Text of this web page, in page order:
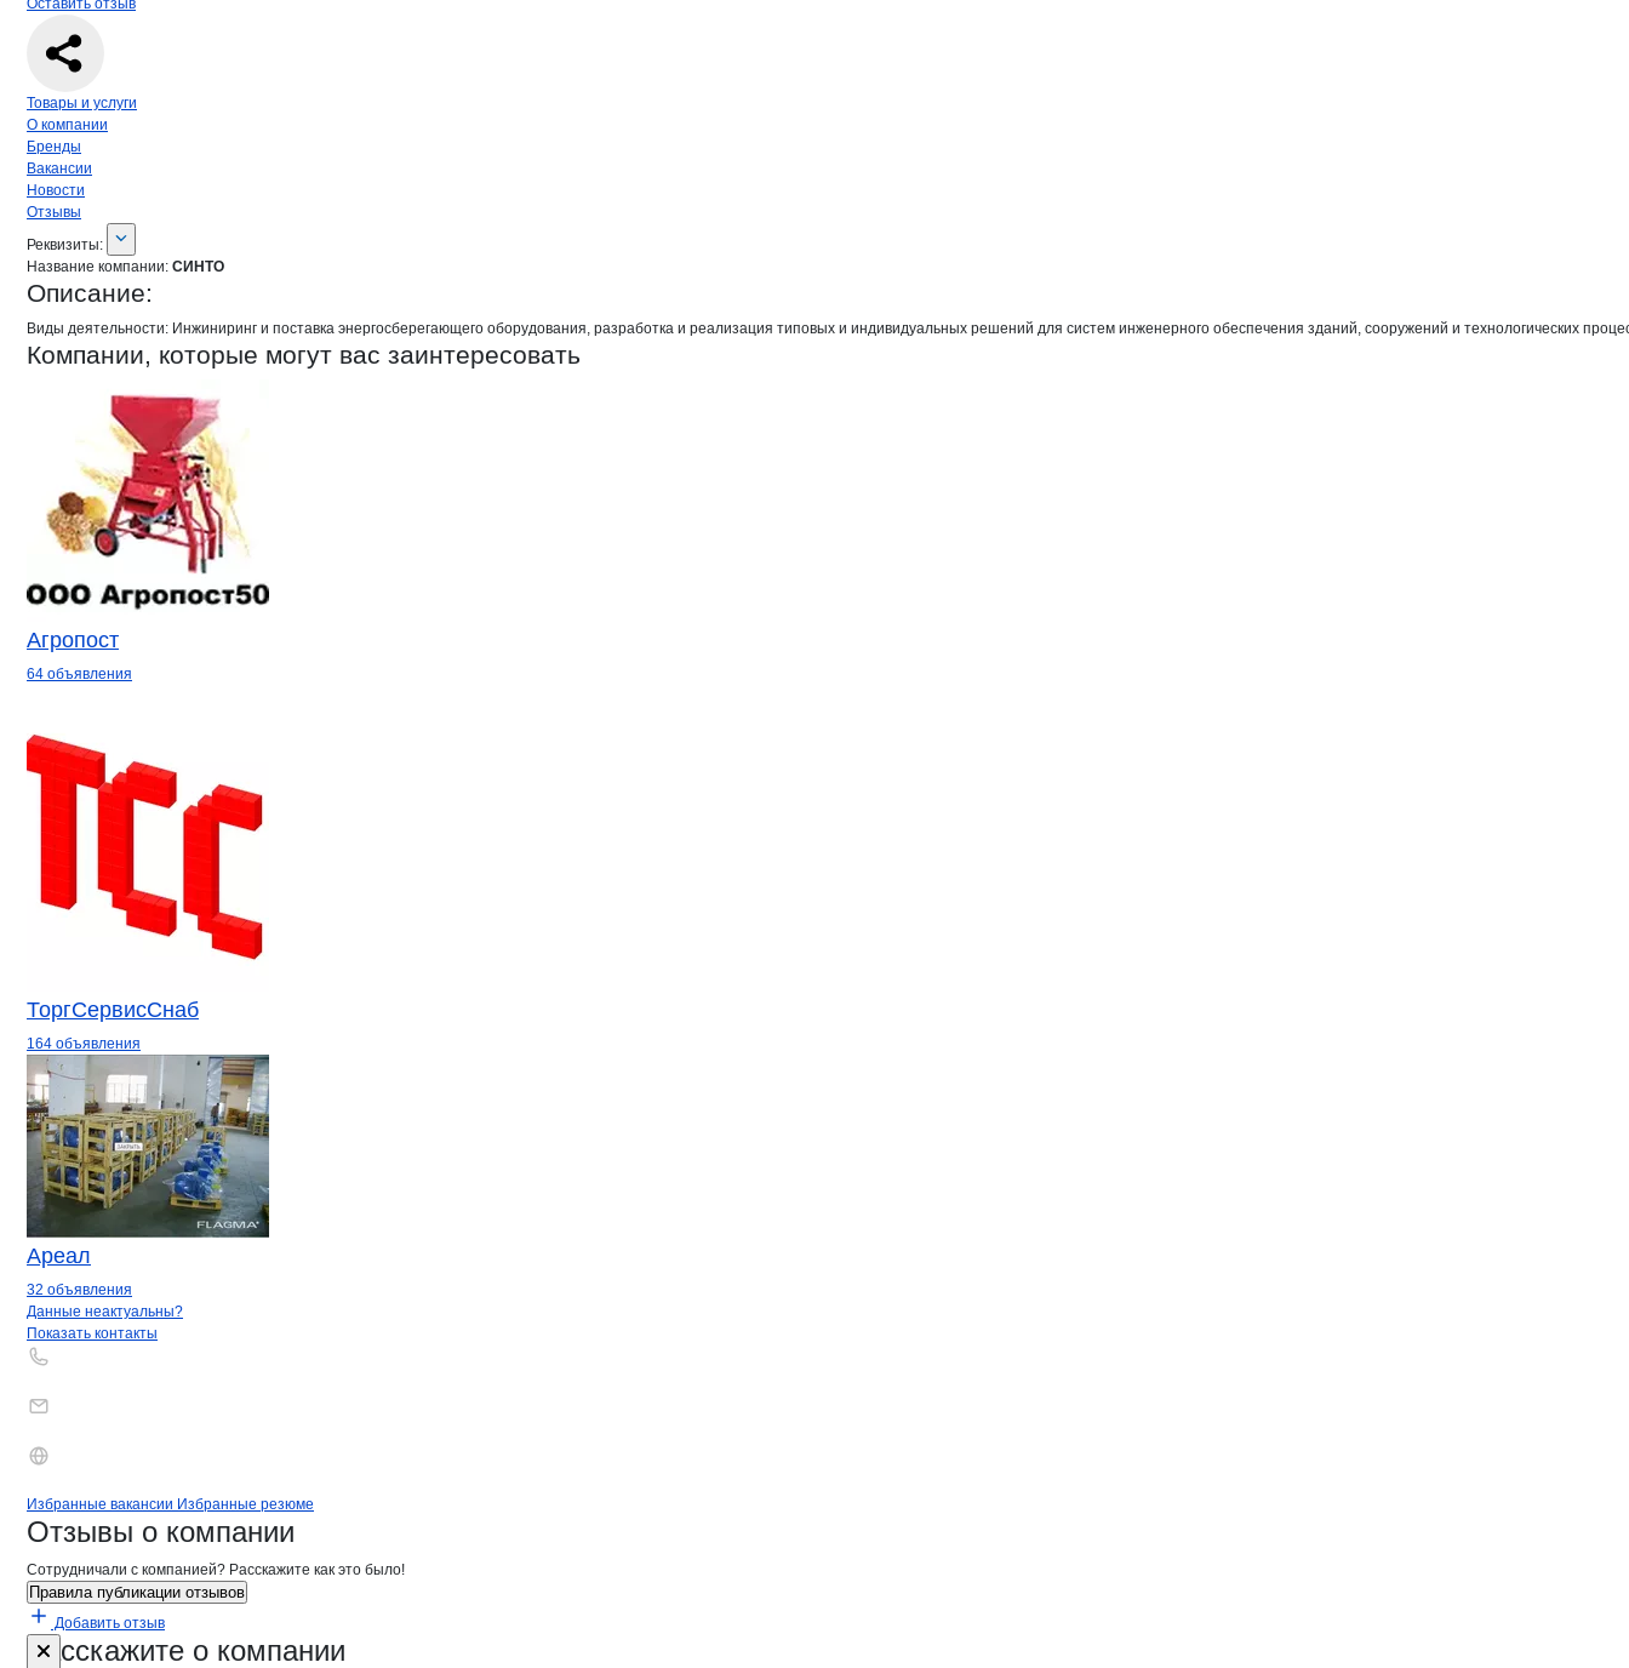
Оставить отзыв
Навигация по странице
Товары и услуги
О компании
Бренды
Вакансии
Новости
Отзывы
О компании
Реквизиты
Реквизиты:
Название компании: СИНТО
Описание:
Виды деятельности: Инжиниринг и поставка энергосберегающего оборудования, разработка и реализация типовых и индивидуальных решений для систем инженерного обеспечения зданий, сооружений и
Компании, которые могут вас заинтересовать
Агропост
64 объявления
ТоргСервисСнаб
164 объявления
Ареал
32 объявления
Контактыкомпании
+7(800)000-00-..
Данные неактуальны?
Показать контакты
Брендыкомпани СИНТО
Вакансии вСИНТО
Избранные вакансии Избранные резюме
Новости oСИНТО,
Отзывы о компании
Сотрудничали с компанией? Расскажите как это было!
Правила публикации отзывов
Добавить отзыв
Расскажите о компании
Форма обратной связи о неточностях на странице